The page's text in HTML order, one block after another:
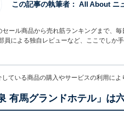
この記事の執筆者： All About ニ
セール商品から売れ筋ランキングまで、
員による独自レビューなど、ここでしか
ている商品の購入やサービスの利用に
有馬グランドホテル」は